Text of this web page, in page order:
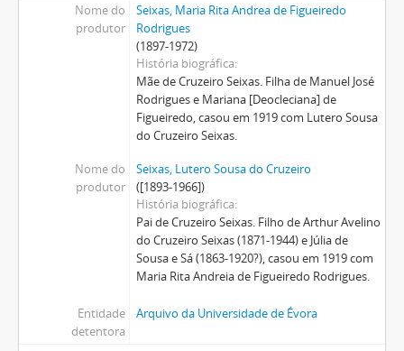
Nome do
produtor
Seixas, Maria Rita Andrea de Figueiredo
Rodrigues
(1897-1972)
História biográfica
Mãe de Cruzeiro Seixas. Filha de Manuel José
Rodrigues e Mariana [Deocleciana] de
Figueiredo, casou em 1919 com Lutero Sousa
do Cruzeiro Seixas.
Nome do
produtor
Seixas, Lutero Sousa do Cruzeiro
([1893-1966])
História biográfica
Pai de Cruzeiro Seixas. Filho de Arthur Avelino
do Cruzeiro Seixas (1871-1944) e Júlia de
Sousa e Sá (1863-1920?), casou em 1919 com
Maria Rita Andreia de Figueiredo Rodrigues.
Entidade
detentora
Arquivo da Universidade de Évora